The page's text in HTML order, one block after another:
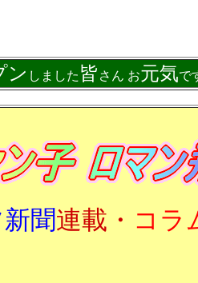
ン しました 皆 さん お元気で
聞連載・ コラ